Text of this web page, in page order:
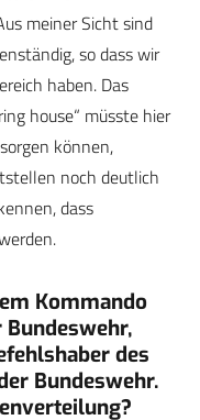
meiner Sicht sind
so dass wir
haben. Das
house“ müsste hier
können,
noch deutlich
dass
Kommando
des
Bundeswehr.